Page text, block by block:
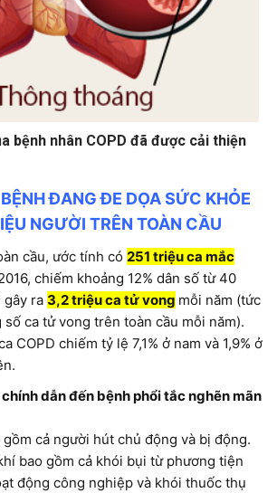
bệnh nhân COPD đã được cải thiện
ĐANG ĐE DỌA SỨC KHỎE
NGƯỜI TRÊN TOÀN CẦU
cầu, ước tính có 251 triệu ca mắc
chiếm khoảng 12% dân số từ 40
gây ra 3,2 triệu ca tử vong mỗi năm (tức
số ca tử vong trên toàn cầu mỗi năm).
COPD chiếm tỷ lệ 7,1% ở nam và 1,9% ở
dẫn đến bệnh phổi tắc nghẽn mãn
cả người hút chủ động và bị động.
bao gồm cả khói bụi từ phương tiện
động công nghiệp và khói thuốc thụ